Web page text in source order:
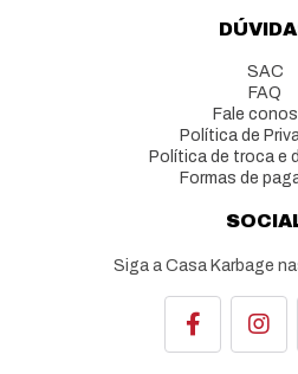
SAC
FAQ
Fale
Política de
Política de troca e
Formas de
Siga a Casa Karbage